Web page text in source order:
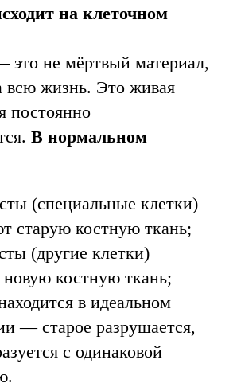
на клеточном
не мёртвый материал,
всю жизнь. Это живая
постоянно
В нормальном
(специальные клетки)
старую костную ткань;
(другие клетки)
костную ткань;
в идеальном
— старое разрушается,
с одинаковой
ПРИ
похожа на
как старая
перелом;
рукой;
(да, это
с ноги;
в ванной комнате.